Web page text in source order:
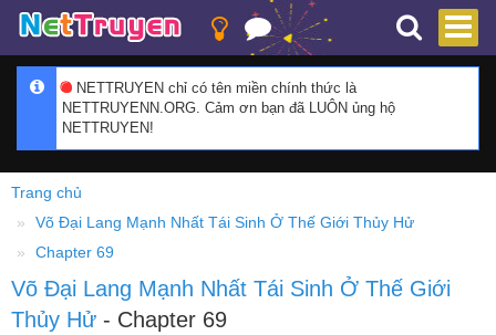
NETTRUYEN chỉ có tên miền chính thức là
NETTRUYENN.ORG. Cảm ơn bạn đã LUÔN ủng hộ
NETTRUYEN!
Trang chủ
Võ Đại Lang Mạnh Nhất Tái Sinh Ở Thế Giới Thủy Hử
Chapter 69
Võ Đại Lang Mạnh Nhất Tái Sinh Ở Thế Giới
Thủy Hử - Chapter 69